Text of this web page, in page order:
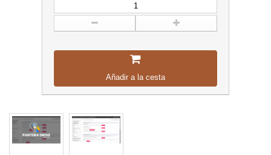
Añadir a la cesta